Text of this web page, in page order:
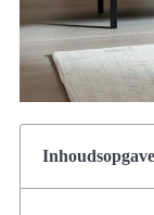
Inhoudsopgave